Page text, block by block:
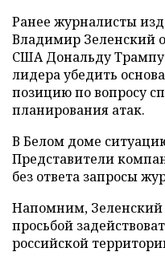
Ранее журналисты
Владимир Зеленский
США Дональду
лидера убедить
позицию по вопросу
планирования атак.
В Белом доме
Представители
без ответа запросы
Напомним, Зеленский
просьбой
российской